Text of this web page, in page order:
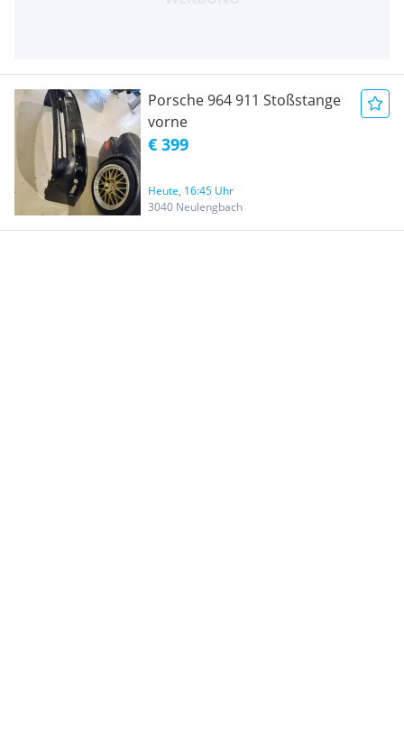
Porsche 964 911 Stoßstange
vorne
€ 399
Heute, 16:45 Uhr
3040 Neulengbach